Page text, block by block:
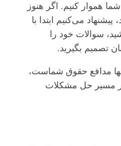
هموار کنیم. اگر هنوز
می‌کنیم ابتدا با
سوالات خود را
تصمیم بگیرید.
مدافع حقوق شماست،
مسیر حل مشکلات